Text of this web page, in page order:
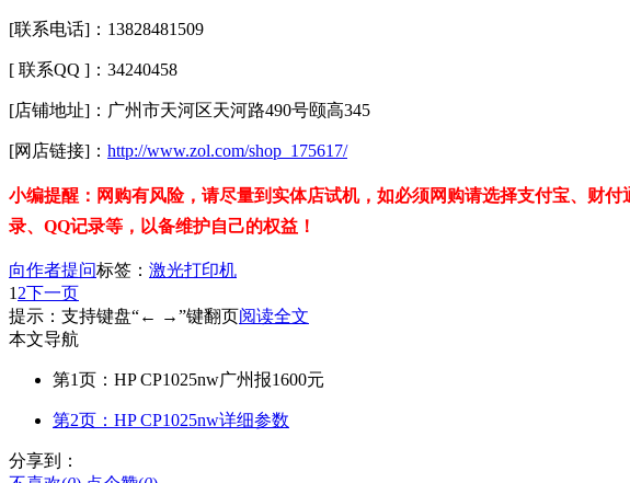
[联系电话]：13828481509
[ 联系QQ ]：34240458
[店铺地址]：广州市天河区天河路490号颐高345
[网店链接]： http://www.zol.com/shop_175617/
小编提醒：网购有风险，请尽量到实体店试机，如必须网购请选择支付宝、财
录、QQ记录等，以备维护自己的权益！
向作者提问标签： 激光打印机
1 2下一页
提示：支持键盘“← →”键翻页阅读全文
本文导航
第1页：HP CP1025nw广州报1600元
第2页：HP CP1025nw详细参数
分享到：